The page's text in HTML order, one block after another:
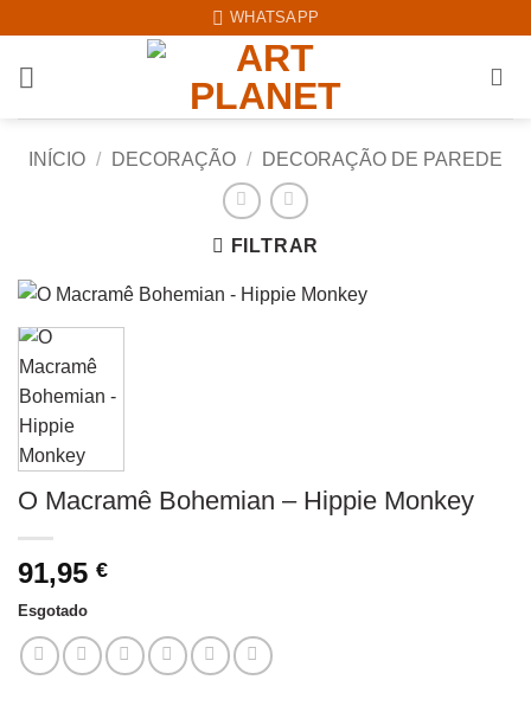
content
WHATSAPP
INÍCIO / DECORAÇÃO / DECORAÇÃO DE PAREDE
FILTRAR
O Macramê Bohemian – Hippie Monkey
91,95 €
Esgotado